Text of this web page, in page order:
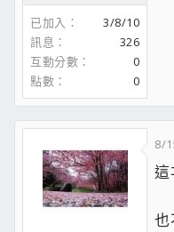
已加入
3/8/10
訊息
326
互動分數
0
點數
0
8/
這
也